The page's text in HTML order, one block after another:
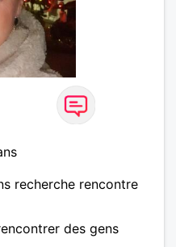
recherche rencontre
des gens